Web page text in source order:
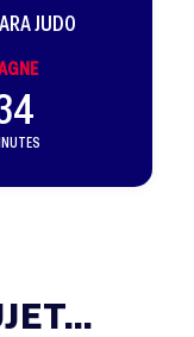
JUDO